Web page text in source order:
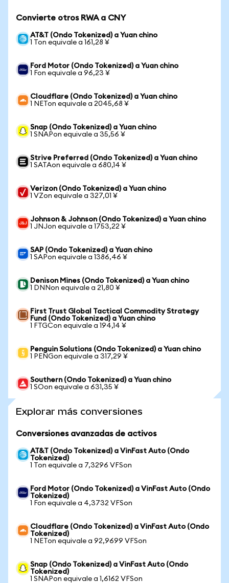
Convierte otros RWA a CNY
AT&T (Ondo Tokenized) a Yuan chino
1 Ton equivale a 161,28 ¥
Ford Motor (Ondo Tokenized) a Yuan chino
1 Fon equivale a 96,23 ¥
Cloudflare (Ondo Tokenized) a Yuan chino
1 NETon equivale a 2045,68 ¥
Snap (Ondo Tokenized) a Yuan chino
1 SNAPon equivale a 35,56 ¥
Strive Preferred (Ondo Tokenized) a Yuan chino
1 SATAon equivale a 680,14 ¥
Verizon (Ondo Tokenized) a Yuan chino
1 VZon equivale a 327,01 ¥
Johnson & Johnson (Ondo Tokenized) a Yuan chino
1 JNJon equivale a 1753,22 ¥
SAP (Ondo Tokenized) a Yuan chino
1 SAPon equivale a 1386,46 ¥
Denison Mines (Ondo Tokenized) a Yuan chino
1 DNNon equivale a 21,80 ¥
First Trust Global Tactical Commodity Strategy
Fund (Ondo Tokenized) a Yuan chino
1 FTGCon equivale a 194,14 ¥
Penguin Solutions (Ondo Tokenized) a Yuan chino
1 PENGon equivale a 317,29 ¥
Southern (Ondo Tokenized) a Yuan chino
1 SOon equivale a 631,35 ¥
Explorar más conversiones
Conversiones avanzadas de activos
AT&T (Ondo Tokenized) a VinFast Auto (Ondo
Tokenized)
1 Ton equivale a 7,3296 VFSon
Ford Motor (Ondo Tokenized) a VinFast Auto (Ondo
Tokenized)
1 Fon equivale a 4,3732 VFSon
Cloudflare (Ondo Tokenized) a VinFast Auto (Ondo
Tokenized)
1 NETon equivale a 92,9699 VFSon
Snap (Ondo Tokenized) a VinFast Auto (Ondo
Tokenized)
1 SNAPon equivale a 1,6162 VFSon